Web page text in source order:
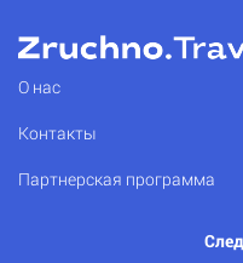
О нас
Контакты
Партнерская программа